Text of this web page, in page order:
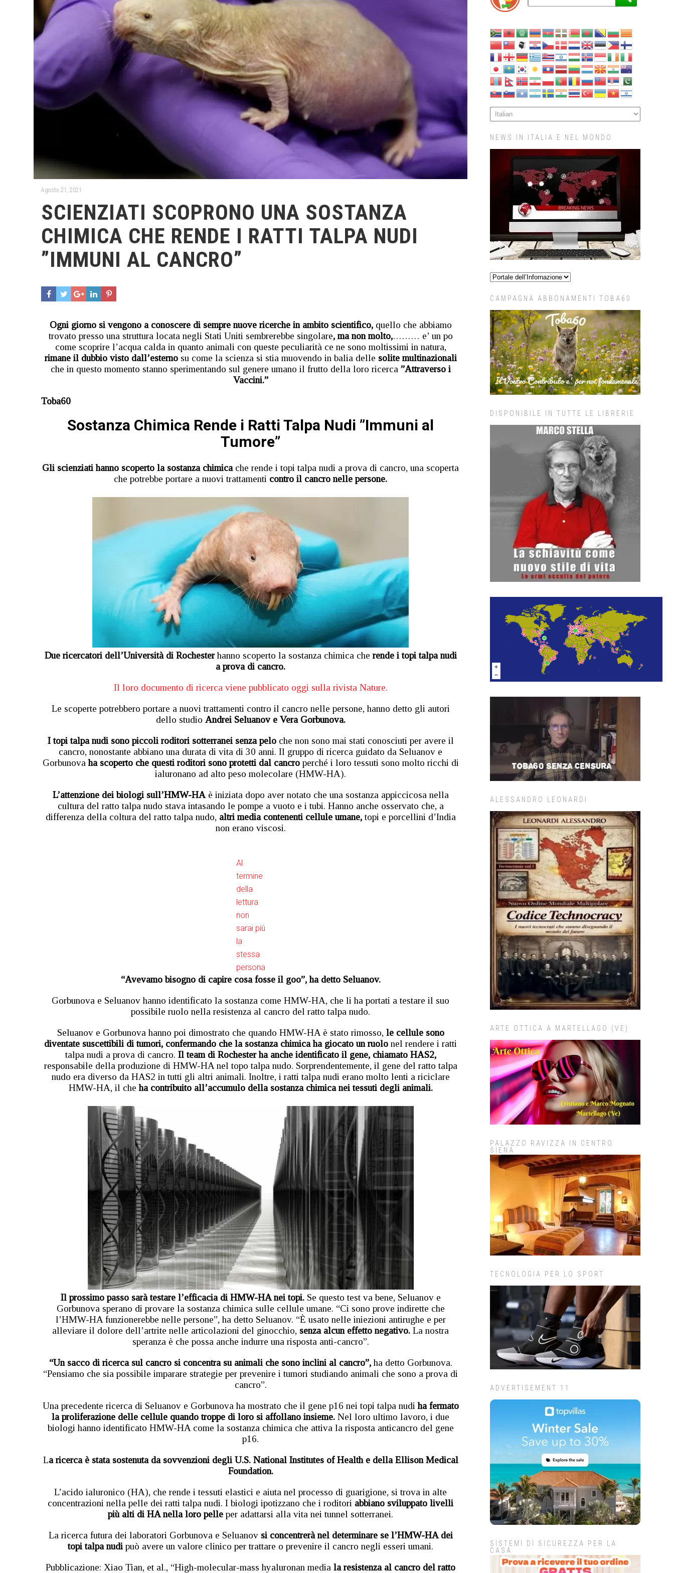
Agosto 21, 2021
SCIENZIATI SCOPRONO UNA SOSTANZA
CHIMICA CHE RENDE I RATTI TALPA NUDI
”IMMUNI AL CANCRO”
Ogni giorno si vengono a conoscere di sempre nuove ricerche in ambito scientifico,quello che abbiamo
trovato presso una struttura locata negli Stati Uniti sembrerebbe singolare, ma non molto,……… e’ un po
come scoprire l’acqua calda in quanto animali con queste peculiarità ce ne sono moltissimi in natura,
rimane il dubbio visto dall’esternosu come la scienza si stia muovendo in balia delle solite multinazionali
che in questo momento stanno sperimentando sul genere umano il frutto della loro ricerca ”Attraverso i
Vaccini.”
Toba60
Sostanza Chimica Rende i Ratti Talpa Nudi ”Immuni al
Tumore”
Gli scienziati hanno scoperto la sostanza chimica che rende i topi talpa nudi a prova di cancro, una scoperta
che potrebbe portare a nuovi trattamenti contro il cancro nelle persone.
Due ricercatori dell’Università di Rochesterhanno scoperto la sostanza chimica che rende i topi talpa nudi
a prova di cancro.
Il loro documento di ricerca viene pubblicato oggi sulla rivista Nature.
Le scoperte potrebbero portare a nuovi trattamenti contro il cancro nelle persone, hanno detto gli autori
dello studio Andrei Seluanov e Vera Gorbunova.
I topi talpa nudi sono piccoli roditori sotterranei senza peloche non sono mai stati conosciuti per avere il
cancro, nonostante abbiano una durata di vita di 30 anni. Il gruppo di ricerca guidato da Seluanov e
Gorbunovaha scoperto che questi roditori sono protetti dal cancro perché i loro tessuti sono molto ricchi di
ialuronano ad alto peso molecolare (HMW-HA).
L’attenzione dei biologi sull’HMW-HAè iniziata dopo aver notato che una sostanza appiccicosa nella
cultura del ratto talpa nudo stava intasando le pompe a vuoto e i tubi. Hanno anche osservato che, a
differenza della coltura del ratto talpa nudo, altri media contenenti cellule umane,topi e porcellini d’India
non erano viscosi.
Al
termine
della
lettura
non
sarai più
la
stessa
persona
“Avevamo bisogno di capire cosa fosse il goo”, ha detto Seluanov.
Gorbunova e Seluanov hanno identificato la sostanza come HMW-HA, che li ha portati a testare il suo
possibile ruolo nella resistenza al cancro del ratto talpa nudo.
Seluanov e Gorbunova hanno poi dimostrato che quando HMW-HA è stato rimosso, le cellule sono
diventate suscettibili di tumori, confermando che la sostanza chimica ha giocato un ruolo nel rendere i ratti
talpa nudi a prova di cancro. Il team di Rochester ha anche identificato il gene, chiamato HAS2,
responsabile della produzione di HMW-HA nel topo talpa nudo. Sorprendentemente, il gene del ratto talpa
nudo era diverso da HAS2 in tutti gli altri animali. Inoltre, i ratti talpa nudi erano molto lenti a riciclare
HMW-HA, il che ha contribuito all’accumulo della sostanza chimica nei tessuti degli animali.
Il prossimo passo sarà testare l’efficacia di HMW-HA nei topi. Se questo test va bene, Seluanov e
Gorbunova sperano di provare la sostanza chimica sulle cellule umane. “Ci sono prove indirette che
l’HMW-HA funzionerebbe nelle persone”, ha detto Seluanov. “È usato nelle iniezioni antirughe e per
alleviare il dolore dell’artrite nelle articolazioni del ginocchio, senza alcun effetto negativo. La nostra
speranza è che possa anche indurre una risposta anti-cancro”.
“Un sacco di ricerca sul cancro si concentra su animali che sono inclini al cancro”,ha detto Gorbunova.
“Pensiamo che sia possibile imparare strategie per prevenire i tumori studiando animali che sono a prova di
cancro”.
Una precedente ricerca di Seluanov e Gorbunova ha mostrato che il gene p16 nei topi talpa nudi ha fermato
la proliferazione delle cellule quando troppe di loro si affollano insieme. Nel loro ultimo lavoro, i due
biologi hanno identificato HMW-HA come la sostanza chimica che attiva la risposta anticancro del gene
p16.
La ricerca è stata sostenuta da sovvenzioni degli U.S. National Institutes of Health e della Ellison Medical
Foundation.
L’acido ialuronico (HA), che rende i tessuti elastici e aiuta nel processo di guarigione, si trova in alte
concentrazioni nella pelle dei ratti talpa nudi. I biologi ipotizzano che i roditori abbiano sviluppato livelli
più alti di HA nella loro pelle per adattarsi alla vita nei tunnel sotterranei.
La ricerca futura dei laboratori Gorbunova e Seluanovsi concentrerà nel determinare se l’HMW-HA dei
topi talpa nudi può avere un valore clinico per trattare o prevenire il cancro negli esseri umani.
Pubblicazione: Xiao Tian, et al., “High-molecular-mass hyaluronan media la resistenza al cancro del ratto
NEWS IN ITALIA E NEL MONDO
CAMPAGNA ABBONAMENTI TOBA60
DISPONIBILE IN TUTTE LE LIBRERIE
ALESSANDRO LEONARDI
ARTE OTTICA A MARTELLAGO (VE)
PALAZZO RAVIZZA IN CENTRO
SIENA
TECNOLOGIA PER LO SPORT
ADVERTISEMENT 11
SISTEMI DI SICUREZZA PER LA
CASA